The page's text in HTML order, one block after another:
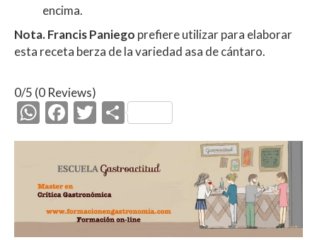
encima.
Nota.Francis Paniego prefiere utilizar para elaborar
esta receta berza de la variedad asa de cántaro.
0/5 (0 Reviews)
W
h
at
s
A
p
F
ac
e
b
o
o
T
w
itt
er
C
o
p
ar
ti